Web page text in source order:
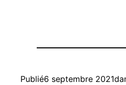
Publié6 septembre 2021